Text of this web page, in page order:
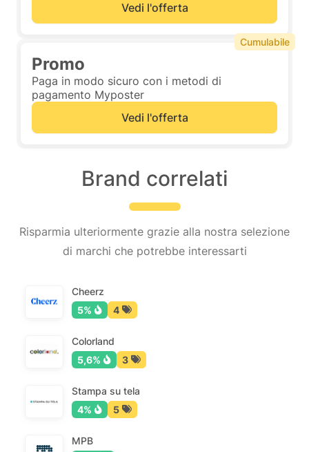
Vedi l'offerta
Promo
Paga in modo sicuro con i metodi di
pagamento Myposter
Vedi l'offerta
Cumulabile
Brand correlati
Risparmia ulteriormente grazie alla nostra selezione
di marchi che potrebbe interessarti
Cheerz
5%
4
Colorland
5,6%
3
Stampa su tela
4%
5
MPB